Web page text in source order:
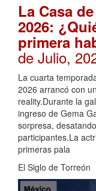
La Casa
2026:
primera
de Julio,
La cuarta
2026 arrancó con
reality.Durante la
ingreso de Gema
sorpresa,
participantes.La
primeras pala
El Siglo de Torreón